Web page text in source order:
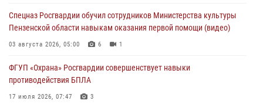
Спецназ Росгвардии обучил сотрудников Министерства культуры
Пензенской области навыкам оказания первой помощи (видео)
03 августа 2026, 05:00 6 1
ФГУП «Охрана» Росгвардии совершенствует навыки
противодействия БПЛА
17 июля 2026, 07:47 3